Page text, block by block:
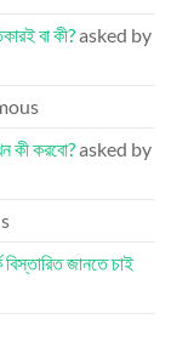
বা কী?asked by
কী করবো?asked by
জানতে চাই